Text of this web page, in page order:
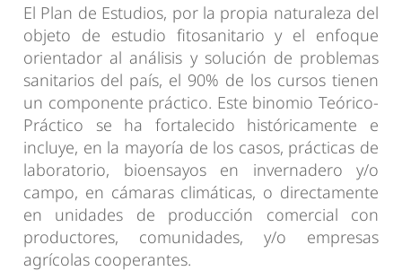
El Plan de Estudios, por la propia naturaleza del
objeto de estudio fitosanitario y el enfoque
orientador al análisis y solución de problemas
sanitarios del país, el 90% de los cursos tienen
un componente práctico. Este binomio Teórico-
Práctico se ha fortalecido históricamente e
incluye, en la mayoría de los casos, prácticas de
laboratorio, bioensayos en invernadero y/o
campo, en cámaras climáticas, o directamente
en unidades de producción comercial con
productores, comunidades, y/o empresas
agrícolas cooperantes.